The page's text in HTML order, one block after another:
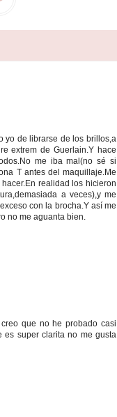
yo de librarse de los brillos,a
extrem de Guerlain.Y hace
me iba mal(no sé si
T antes del maquillaje.Me
realidad los hicieron
a veces),y me
con la brocha.Y así me
no me aguanta bien.
que no he probado casi
es super clarita no me gusta